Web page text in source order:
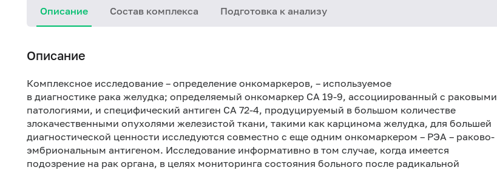
Описание Состав комплекса Подготовка к анализу
Описание
Комплексное исследование – определение онкомаркеров, – используемое
в диагностике рака желудка; определяемый онкомаркер CA 19-9, ассоциированный с раковыми
патологиями, и специфический антиген СА 72-4, продуцируемый в большом количестве
злокачественными опухолями железистой ткани, такими как карцинома желудка, для большей
диагностической ценности исследуются совместно с еще одним онкомаркером – РЭА – раково-
эмбриональным антигеном. Исследование информативно в том случае, когда имеется
подозрение на рак органа, в целях мониторинга состояния больного после радикальной